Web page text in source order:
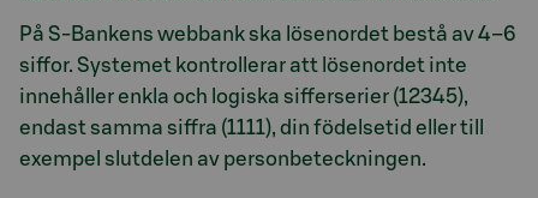
På S-Bankens webbank ska lösenordet bestå av 4–6
siffor. Systemet kontrollerar att lösenordet inte
innehåller enkla och logiska sifferserier (12345),
endast samma siffra (1111), din födelsetid eller till
exempel slutdelen av personbeteckningen.